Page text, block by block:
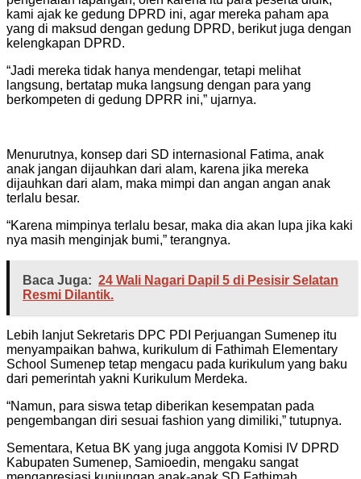
kami ajak ke gedung DPRD ini, agar mereka paham apa
yang di maksud dengan gedung DPRD, berikut juga dengan
kelengkapan DPRD.
“Jadi mereka tidak hanya mendengar, tetapi melihat
langsung, bertatap muka langsung dengan para yang
berkompeten di gedung DPRR ini,” ujarnya.
Menurutnya, konsep dari SD internasional Fatima, anak
anak jangan dijauhkan dari alam, karena jika mereka
dijauhkan dari alam, maka mimpi dan angan angan anak
terlalu besar.
“Karena mimpinya terlalu besar, maka dia akan lupa jika kaki
nya masih menginjak bumi,” terangnya.
Baca Juga: ‎24 Wali Nagari Dapil 5 di Pesisir Selatan
Resmi Dilantik.
Lebih lanjut Sekretaris DPC PDI Perjuangan Sumenep itu
menyampaikan bahwa, kurikulum di Fathimah Elementary
School Sumenep tetap mengacu pada kurikulum yang baku
dari pemerintah yakni Kurikulum Merdeka.
“Namun, para siswa tetap diberikan kesempatan pada
pengembangan diri sesuai fashion yang dimiliki,” tutupnya.
Sementara, Ketua BK yang juga anggota Komisi IV DPRD
Kabupaten Sumenep, Samioedin, mengaku sangat